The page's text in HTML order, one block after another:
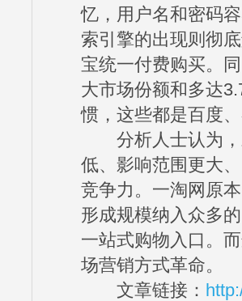
忆，用户名和密码
索引擎的出现则彻
宝统一付费购买。
大市场份额和多达
惯，这些都是百度
分析人士认为，
低、影响范围更大
竞争力。一淘网原
形成规模纳入众多
一站式购物入口。
场营销方式革命。
文章链接：